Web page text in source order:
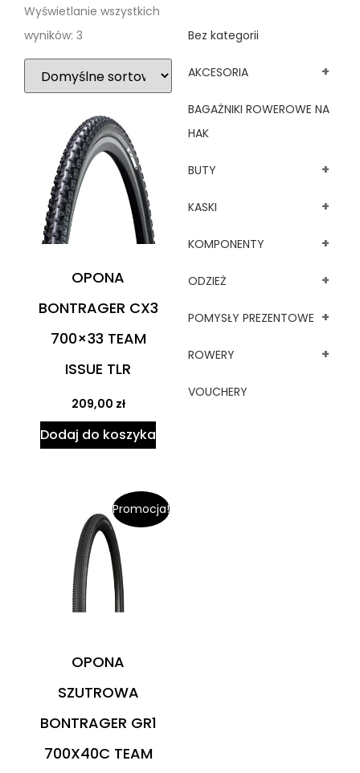
Bez kategorii
AKCESORIA +
BAGAŻNIKI ROWEROWE NA
HAK
BUTY +
KASKI +
KOMPONENTY +
ODZIEŻ +
POMYSŁY PREZENTOWE +
ROWERY +
VOUCHERY
Wyświetlanie wszystkich
wyników: 3
OPONA
BONTRAGER CX3
700×33 TEAM
ISSUE TLR
209,00 zł
Dodaj do koszyka
Promocja!
OPONA
SZUTROWA
BONTRAGER GR1
700X40C TEAM